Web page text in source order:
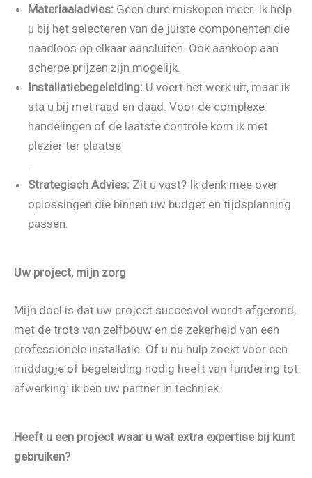
Materiaaladvies: Geen dure miskopen meer. Ik help
u bij het selecteren van de juiste componenten die
naadloos op elkaar aansluiten. Ook aankoop aan
scherpe prijzen zijn mogelijk.
Installatiebegeleiding: U voert het werk uit, maar ik
sta u bij met raad en daad. Voor de complexe
handelingen of de laatste controle kom ik met
plezier ter plaatse
.
Strategisch Advies: Zit u vast? Ik denk mee over
oplossingen die binnen uw budget en tijdsplanning
passen.
Uw project, mijn zorg
Mijn doel is dat uw project succesvol wordt afgerond,
met de trots van zelfbouw en de zekerheid van een
professionele installatie. Of u nu hulp zoekt voor een
middagje of begeleiding nodig heeft van fundering tot
afwerking: ik ben uw partner in techniek.
Heeft u een project waar u wat extra expertise bij kunt
gebruiken?